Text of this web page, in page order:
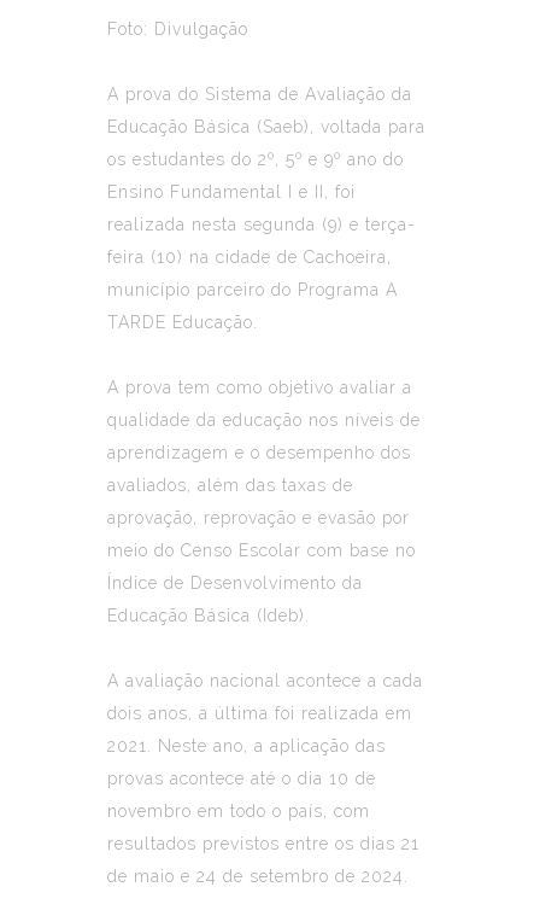
Foto: Divulgação
A prova do Sistema de Avaliação da
Educação Básica (Saeb), voltada para
os estudantes do 2º, 5º e 9º ano do
Ensino Fundamental I e II, foi
realizada nesta segunda (9) e terça-
feira (10) na cidade de Cachoeira,
município parceiro do Programa A
TARDE Educação.
A prova tem como objetivo avaliar a
qualidade da educação nos níveis de
aprendizagem e o desempenho dos
avaliados, além das taxas de
aprovação, reprovação e evasão por
meio do Censo Escolar com base no
Índice de Desenvolvimento da
Educação Básica (Ideb).
A avaliação nacional acontece a cada
dois anos, a última foi realizada em
2021. Neste ano, a aplicação das
provas acontece até o dia 10 de
novembro em todo o país, com
resultados previstos entre os dias 21
de maio e 24 de setembro de 2024.